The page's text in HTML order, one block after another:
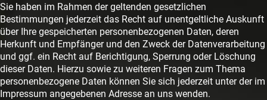
Sie haben im Rahmen der geltenden gesetzlichen
Bestimmungen jederzeit das Recht auf unentgeltliche Auskunft
über Ihre gespeicherten personenbezogenen Daten, deren
Herkunft und Empfänger und den Zweck der Datenverarbeitung
und ggf. ein Recht auf Berichtigung, Sperrung oder Löschung
dieser Daten. Hierzu sowie zu weiteren Fragen zum Thema
personenbezogene Daten können Sie sich jederzeit unter der im
Impressum angegebenen Adresse an uns wenden.